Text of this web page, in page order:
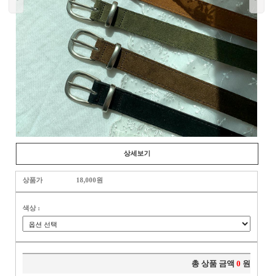
상세보기
상품가 18,000원
색상 :
총 상품 금액 0 원